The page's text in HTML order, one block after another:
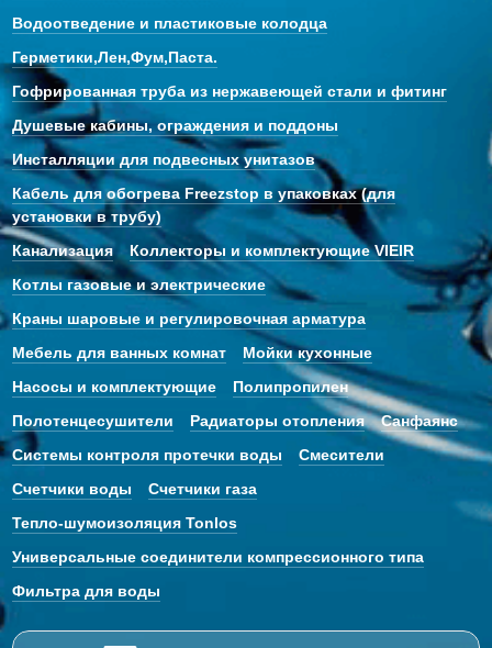
Водоотведение и пластиковые колодца
Герметики,Лен,Фум,Паста.
Гофрированная труба из нержавеющей стали и фитинг
Душевые кабины, ограждения и поддоны
Инсталляции для подвесных унитазов
Кабель для обогрева Freezstop в упаковках (для
установки в трубу)
Канализация
Коллекторы и комплектующие VIEIR
Котлы газовые и электрические
Краны шаровые и регулировочная арматура
Мебель для ванных комнат
Мойки кухонные
Насосы и комплектующие
Полипропилен
Полотенцесушители
Радиаторы отопления
Санфаянс
Системы контроля протечки воды
Смесители
Счетчики воды
Счетчики газа
Тепло-шумоизоляция Tonlos
Универсальные соединители компрессионного типа
Фильтра для воды